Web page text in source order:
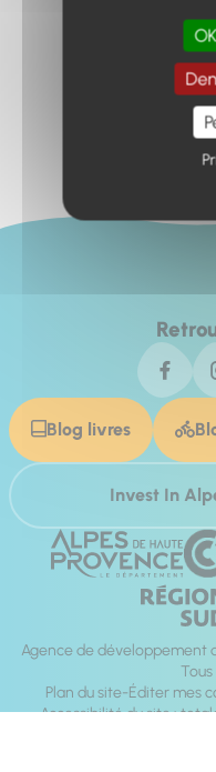
Blog livres
Invest In
Agence de développement
Plan du site Éditer mes
Accessibilité du site :